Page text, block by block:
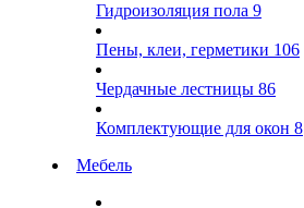
Гидроизоляция пола 9
Пены, клеи, герметики 106
Чердачные лестницы 86
Комплектующие для окон 8
Мебель